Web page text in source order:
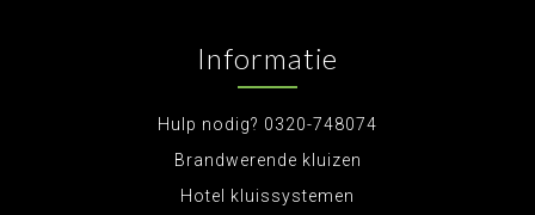
Informatie
Hulp nodig? 0320-748074
Brandwerende kluizen
Hotel kluissystemen